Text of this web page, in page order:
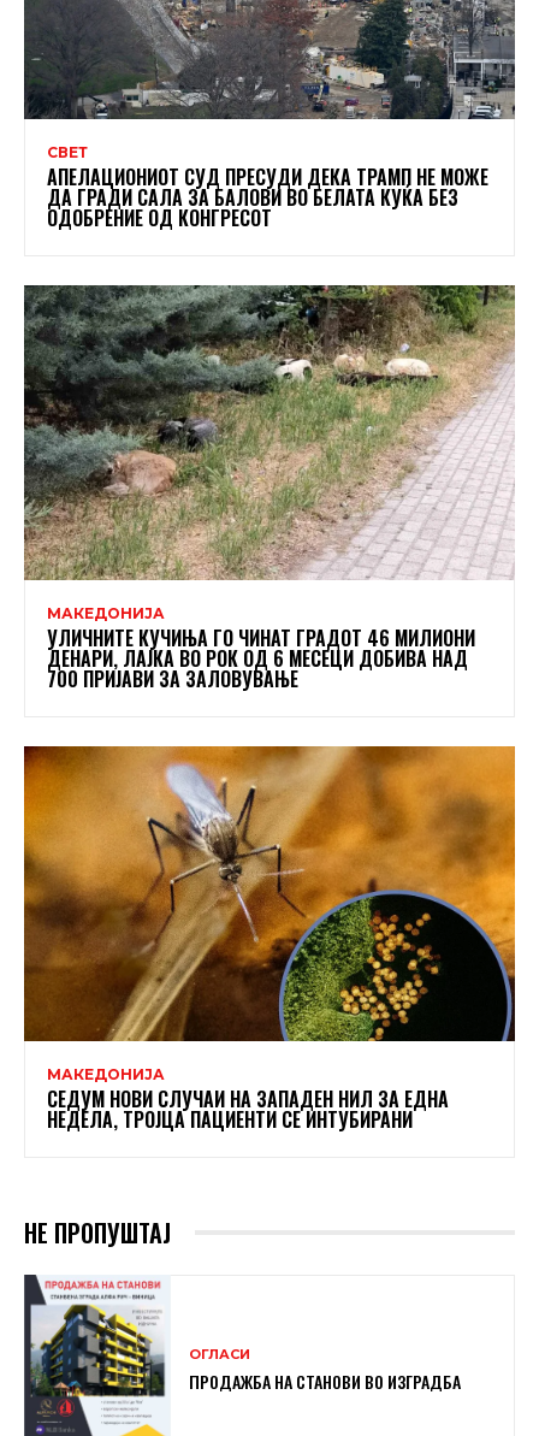
СВЕТ
АПЕЛАЦИОНИОТ СУД ПРЕСУДИ ДЕКА ТРАМП НЕ МОЖЕ
ДА ГРАДИ САЛА ЗА БАЛОВИ ВО БЕЛАТА КУЌА БЕЗ
ОДОБРЕНИЕ ОД КОНГРЕСОТ
МАКЕДОНИЈА
УЛИЧНИТЕ КУЧИЊА ГО ЧИНАТ ГРАДОТ 46 МИЛИОНИ
ДЕНАРИ, ЛАЈКА ВО РОК ОД 6 МЕСЕЦИ ДОБИВА НАД
700 ПРИЈАВИ ЗА ЗАЛОВУВАЊЕ
МАКЕДОНИЈА
СЕДУМ НОВИ СЛУЧАИ НА ЗАПАДЕН НИЛ ЗА ЕДНА
НЕДЕЛА, ТРОЈЦА ПАЦИЕНТИ СЕ ИНТУБИРАНИ
НЕ ПРОПУШТАЈ
ОГЛАСИ
ПРОДАЖБА НА СТАНОВИ ВО ИЗГРАДБА